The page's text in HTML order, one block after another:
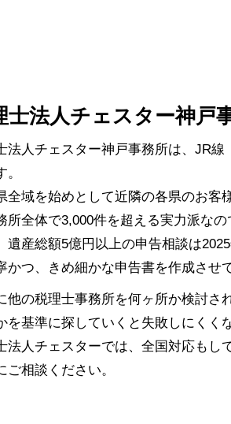
士法人チェスター神戸
法人チェスター神戸事務所は、JR
全域を始めとして近隣の各県のお客
所全体で3,000件を超える実力派なの
遺産総額5億円以上の申告相談は
かつ、きめ細かな申告書を作成させ
他の税理士事務所を何ヶ所か検討さ
を基準に探していくと失敗しにくく
法人チェスターでは、全国対応もし
ご相談ください。